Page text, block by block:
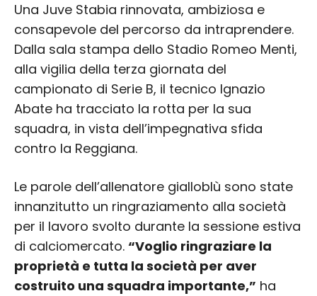
Una Juve Stabia rinnovata, ambiziosa e
consapevole del percorso da intraprendere.
Dalla sala stampa dello Stadio Romeo Menti,
alla vigilia della terza giornata del
campionato di Serie B, il tecnico Ignazio
Abate ha tracciato la rotta per la sua
squadra, in vista dell’impegnativa sfida
contro la Reggiana.
Le parole dell’allenatore gialloblù sono state
innanzitutto un ringraziamento alla società
per il lavoro svolto durante la sessione estiva
di calciomercato. “Voglio ringraziare la
proprietà e tutta la società per aver
costruito una squadra importante,” ha